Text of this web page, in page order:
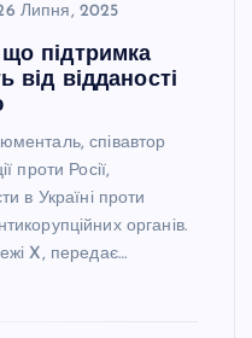
Липня, 2025
підтримка
від відданості
співавтор
проти Росії,
в Україні проти
органів.
X, передає…